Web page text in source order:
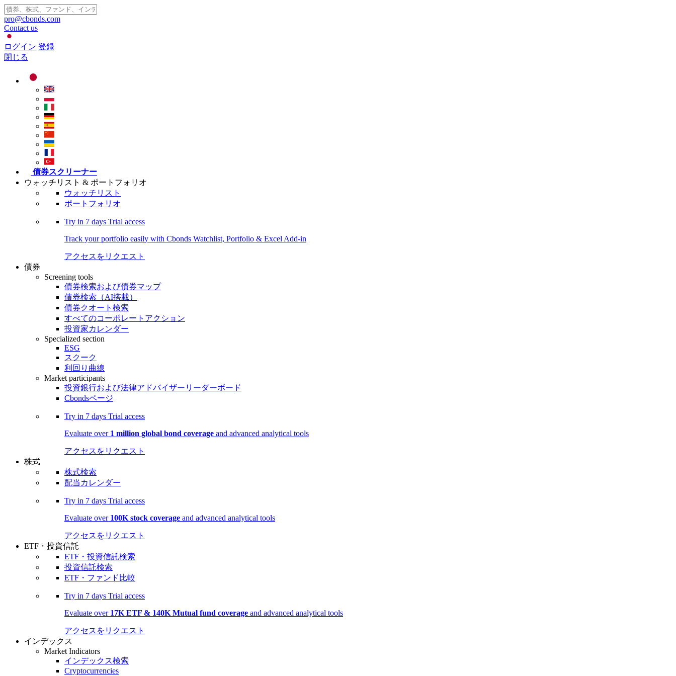
pro@cbonds.com
Contact us
ログイン 登録
閉じる
債券スクリーナー
ウォッチリスト & ポートフォリオ
ウォッチリスト
ポートフォリオ
Try in 7 days Trial access
Track your portfolio easily with Cbonds Watchlist, Portfolio & Excel Add-in
アクセスをリクエスト
債券
Screening tools
債券検索および債券マップ
債券検索（AI搭載）
債券クオート検索
すべてのコーポレートアクション
投資家カレンダー
Specialized section
ESG
スクーク
利回り曲線
Market participants
投資銀行および法律アドバイザーリーダーボード
Cbondsページ
Try in 7 days Trial access
Evaluate over 1 million global bond coverage and advanced analytical tools
アクセスをリクエスト
株式
株式検索
配当カレンダー
Try in 7 days Trial access
Evaluate over 100K stock coverage and advanced analytical tools
アクセスをリクエスト
ETF・投資信託
ETF・投資信託検索
投資信託検索
ETF・ファンド比較
Try in 7 days Trial access
Evaluate over 17K ETF & 140K Mutual fund coverage and advanced analytical tools
アクセスをリクエスト
インデックス
Market Indicators
インデックス検索
Cryptocurrencies